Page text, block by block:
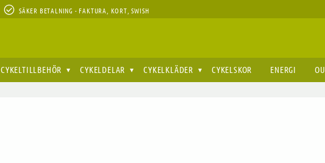
SÄKER BETALNING - FAKTURA, KORT, SWISH
CYKELTILLBEHÖR CYKELDELAR CYKELKLÄDER CYKELSKOR ENERGI